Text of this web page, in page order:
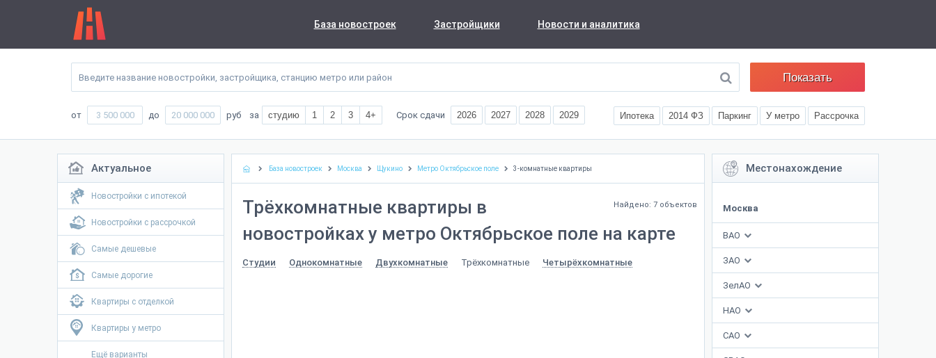
База новостроек Застройщики Новости и аналитика
Показать
от до руб за студию 1 2 3 4+ Срок сдачи 2026 2027 2028 2029 Ипотека 2014 ФЗ Паркинг У метро Рассрочка
Актуальное
Новостройки с ипотекой
Новостройки с рассрочкой
Самые дешевые
Самые дорогие
Квартиры с отделкой
Квартиры у метро
Ещё варианты
Местонахождение
Москва
ВАО
ЗАО
ЗелАО
НАО
САО
База новостроек Москва Щукино Метро Октябрьское поле 3-комнатные квартиры
Найдено: 7 объектов
Трёхкомнатные квартиры в
новостройках у метро Октябрьское поле на карте
Студии Однокомнатные Двухкомнатные Трёхкомнатные Четырёхкомнатные